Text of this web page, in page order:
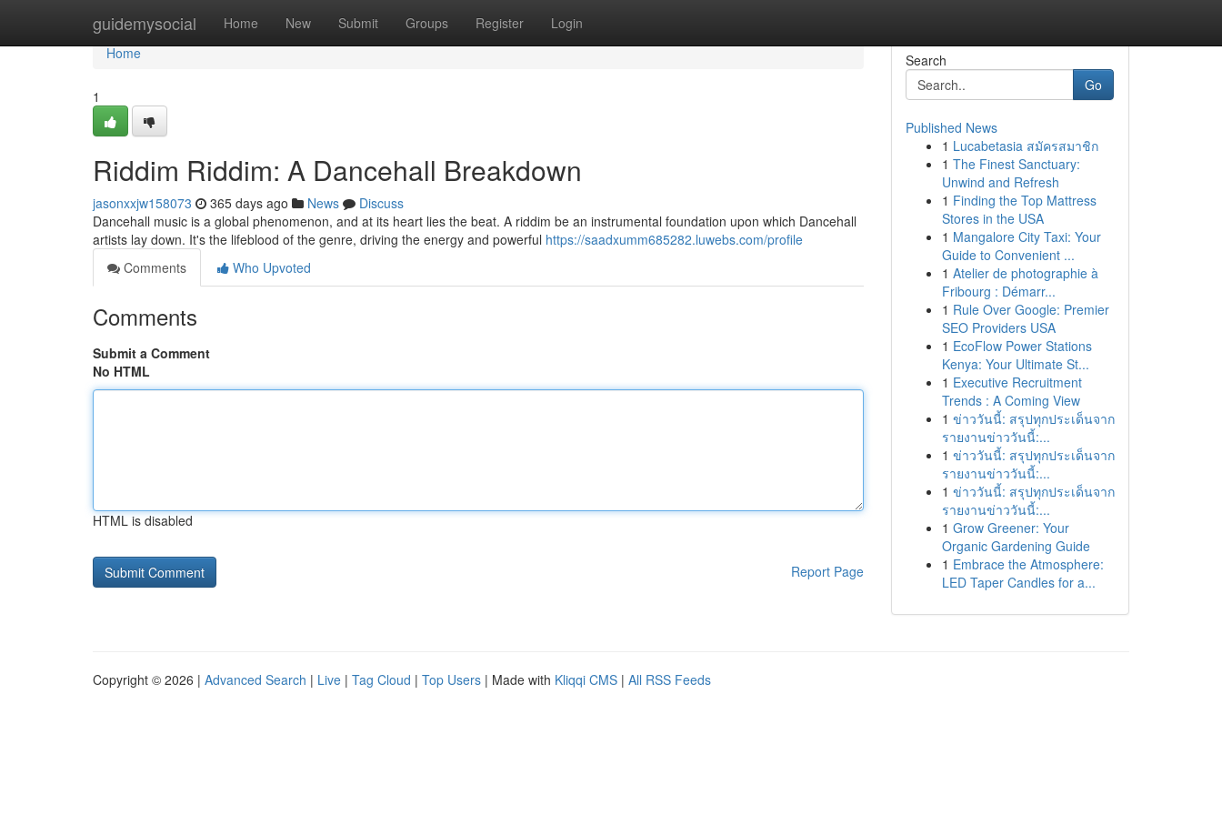
guidemysocial Home New Submit Groups Register Login
Home
Home
1
Riddim Riddim: A Dancehall Breakdown
jasonxxjw158073 365 days ago News
Discuss
Dancehall music is a global phenomenon, and at its heart lies the beat. A riddim be an instrumental foundation upon which Dancehall
artists lay down. It's the lifeblood of the genre, driving the energy and powerful https://saadxumm685282.luwebs.com/profile
Comments
Who Upvoted
Comments
Submit a Comment
No HTML
HTML is disabled
Report Page
Search
Go
Published News
1 Lucabetasia สมัครสมาชิก
1 The Finest Sanctuary:
Unwind and Refresh
1 Finding the Top Mattress
Stores in the USA
1 Mangalore City Taxi: Your
Guide to Convenient ...
1 Atelier de photographie à
Fribourg : Démarr...
1 Rule Over Google: Premier
SEO Providers USA
1 EcoFlow Power Stations
Kenya: Your Ultimate St...
1 Executive Recruitment
Trends : A Coming View
1 ข่าววันนี้: สรุปทุกประเด็นจาก
รายงานข่าววันนี้:...
1 ข่าววันนี้: สรุปทุกประเด็นจาก
รายงานข่าววันนี้:...
1 ข่าววันนี้: สรุปทุกประเด็นจาก
รายงานข่าววันนี้:...
1 Grow Greener: Your
Organic Gardening Guide
1 Embrace the Atmosphere:
LED Taper Candles for a...
Copyright © 2026 | Advanced Search | Live | Tag Cloud | Top Users | Made with Kliqqi CMS | All RSS Feeds